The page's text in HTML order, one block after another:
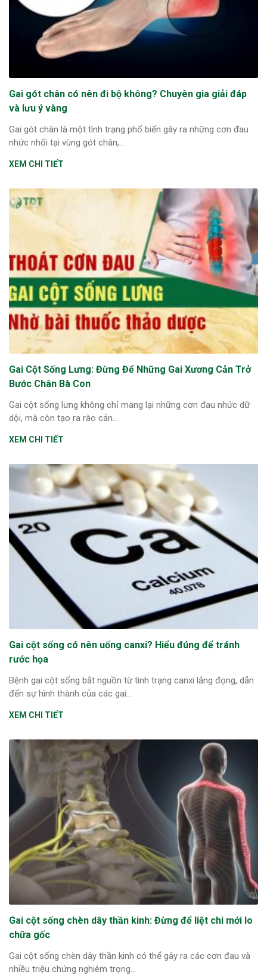
Sau Sinh Có Tự Khỏi
Thông Tin Cần Biết
phổ biến, khiến đôi bàn tay,
của chị em trở nên khô...
Gai gót chân có nên đi bộ không? Chuyên gia giải đáp
và lưu ý vàng
Gai gót chân là một tình trạng phổ biến gây ra những cơn đau
nhức nhối tại vùng gót chân,...
XEM CHI TIẾT
Gai Cột Sống Lưng: Đừng Để Những Gai Xương Cản Trở
Bước Chân Bà Con
Gai cột sống lưng không chỉ mang lại những cơn đau nhức dữ
dội, mà còn tạo ra rào cản...
XEM CHI TIẾT
Gai cột sống có nên uống canxi? Hiểu đúng để tránh
rước họa
Bệnh gai cột sống bắt nguồn từ tình trạng canxi lắng đọng, dẫn
đến sự hình thành của các gai...
XEM CHI TIẾT
Gai cột sống chèn dây thần kinh: Đừng để liệt chi mới lo
chữa gốc
Gai cột sống chèn dây thần kinh có thể gây ra các cơn đau và
nhiều triệu chứng nghiêm trọng...